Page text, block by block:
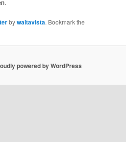
bywaltavista. Bookmark the
powered by WordPress